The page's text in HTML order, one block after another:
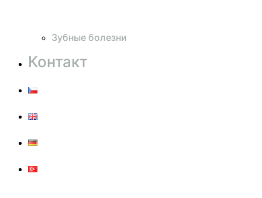
Зубные болезни
Контакт